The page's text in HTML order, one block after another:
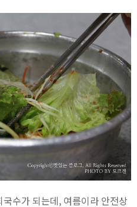
수가 되는데, 여름이라 안전상